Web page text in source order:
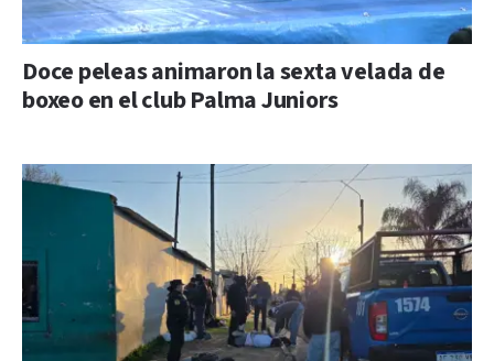
Doce peleas animaron la sexta velada de
boxeo en el club Palma Juniors